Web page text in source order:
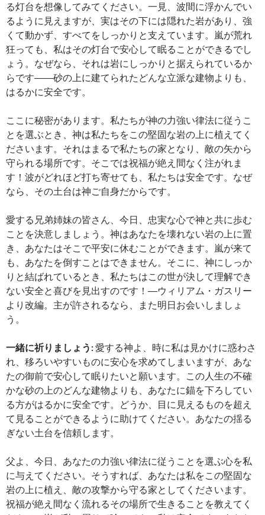
る灯台を想像してみてください。一見、波間に浮かんでい
るように見えますが、実はその下には隠れた岩があり、強
くて動かず、すべてをしっかりと支えています。嵐が荒れ
狂っても、私はその灯台で安心して眠ることができるでし
ょう。なぜなら、それは岩にしっかりと据えられているか
らです――砂の上に建てられたどんな立派な建物よりも、
はるかに安全です。
ここに秘密があります。私たちが神の力強い律法に従うこ
とを選ぶとき、神は私たちをこの堅固な岩の上に植えてく
ださいます。それはまるで私たちの家となり、敵の矢から
守られる場所です。そこでは祝福が絶え間なく注がれま
す！波がどれほど打ち寄せても、私たちは安全です。なぜ
なら、その土台は神ご自身だからです。
愛する兄弟姉妹の皆さん、今日、忠実な心で神と共に歩む
ことを決意しましょう。神はあなたを壊れない岩の上に置
き、あなたはそこで平安に休むことができます。嵐が来て
も、あなたを倒すことはできません。そこに、神にしっか
りと結ばれているとき、私たちはこの世が決して理解でき
ない安全と喜びを見出すのです！―ウィリアム・ガスリー
より改編。主が許されるなら、また明日お会いしましょ
う。
一緒に祈りましょう:愛する神よ、時に私は見かけに惑わさ
れ、移ろいやすいものに安心を求めてしまいますが、あな
たの御前で安心して眠りたいと願います。この人生の不確
かな砂の上のどんな建物よりも、あなたに錨を下ろしてい
る方がはるかに安全です。どうか、目に見えるものを超え
て見ることができるように助けてください。あなたの揺る
ぎない土台を信頼します。
父よ、今日、あなたの力強い律法に従うことを選ぶ心を私
に与えてください。そうすれば、あなたは私をこの堅固な
岩の上に植え、敵の攻撃から守る家としてくださいます。
祝福が絶え間なく流れるその場所で生きることを教えてく